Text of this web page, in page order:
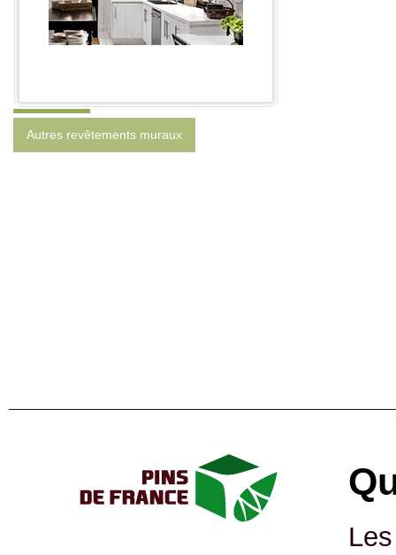
Catégories
Autres revêtements muraux